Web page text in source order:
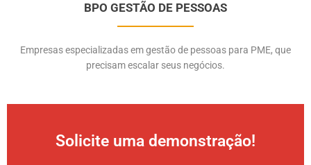
BPO GESTÃO DE PESSOAS
Empresas especializadas em gestão de pessoas para PME, que
precisam escalar seus negócios.
Solicite uma demonstração!